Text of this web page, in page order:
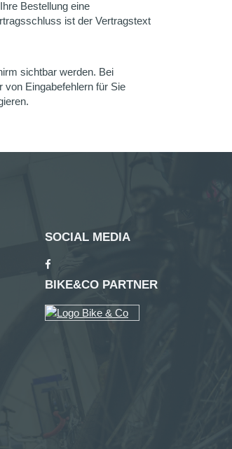
Bestellung eine
ist der Vertragstext
sichtbar werden. Bei
von Eingabefehlern für Sie
SOCIAL MEDIA
BIKE&CO PARTNER